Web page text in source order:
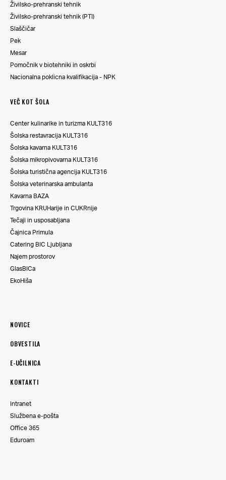
Živilsko-prehranski tehnik
Živilsko-prehranski tehnik (PTI)
Slaščičar
Pek
Mesar
Pomočnik v biotehniki in oskrbi
Nacionalna poklicna kvalifikacija - NPK
VEČ KOT ŠOLA
Center kulinarike in turizma KULT316
Šolska restavracija KULT316
Šolska kavarna KULT316
Šolska mikropivovarna KULT316
Šolska turistična agencija KULT316
Šolska veterinarska ambulanta
Kavarna BAZA
Trgovina KRUHarije in CUKRnije
Tečaji in usposabljana
Čajnica Primula
Catering BIC Ljubljana
Najem prostorov
GlasBICa
EkoHiša
NOVICE
OBVESTILA
E-UČILNICA
KONTAKTI
Intranet
Službena e-pošta
Office 365
Eduroam